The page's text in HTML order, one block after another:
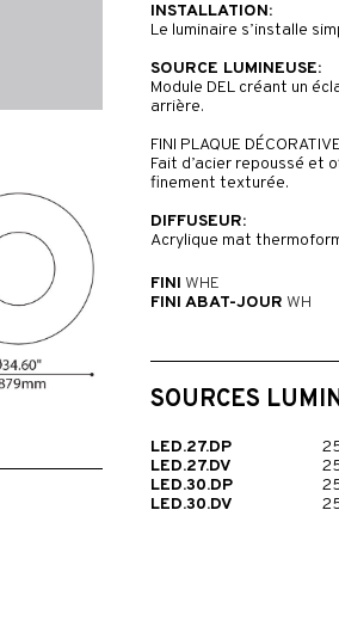
INSTALLATION:
Le luminaire s’installe
SOURCE LUMINEUSE:
Module DEL créant un
arrière.
FINI PLAQUE
Fait d’acier repoussé et
finement texturée.
DIFFUSEUR:
Acrylique mat
FINI WHE
FINI ABAT-JOUR WH
SOURCES
LED.27.DP
LED.27.DV
LED.30.DP
LED.30.DV